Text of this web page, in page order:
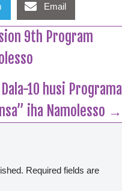
Email
9th Program
10 husi Programa
iha Namolesso →
Required fields are